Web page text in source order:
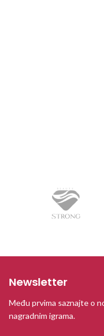
Newsletter
Među prvima saznajte o
nagradnim igrama.